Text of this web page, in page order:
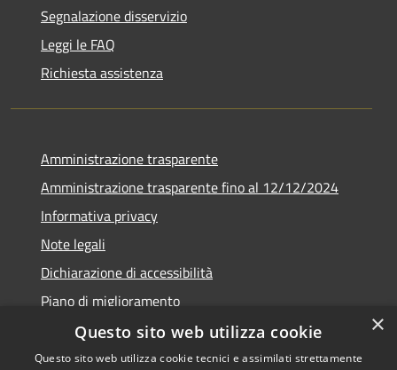
Segnalazione disservizio
Leggi le FAQ
Richiesta assistenza
Amministrazione trasparente
Amministrazione trasparente fino al 12/12/2024
Informativa privacy
Note legali
Dichiarazione di accessibilità
Piano di miglioramento
×
Questo sito web utilizza cookie
Questo sito web utilizza cookie tecnici e assimilati strettamente